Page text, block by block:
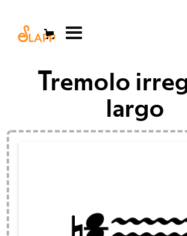
Tremolo
largo